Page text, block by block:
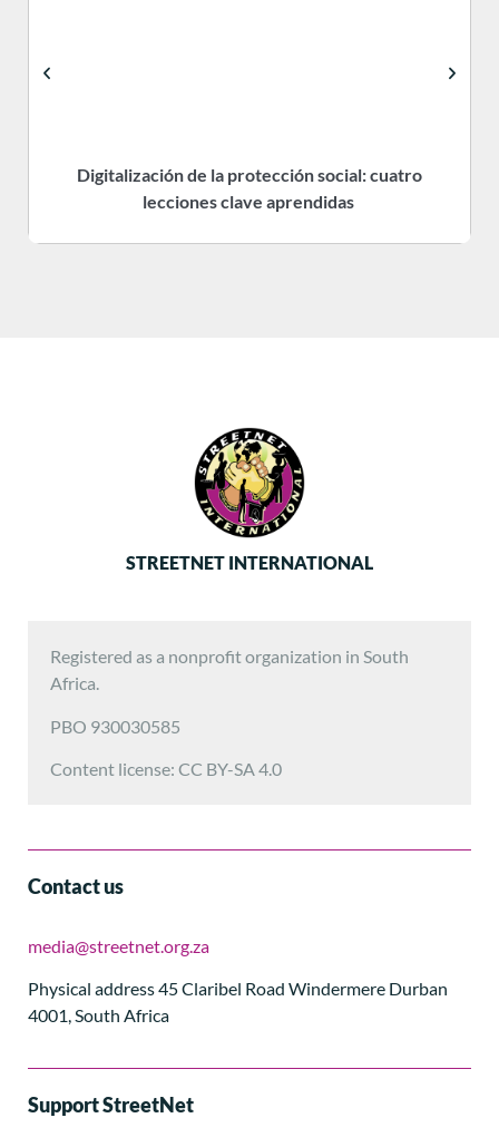
Digitalización de la protección social: cuatro
lecciones clave aprendidas
STREETNET INTERNATIONAL
Registered as a nonprofit organization in South
Africa.
PBO 930030585
Content license: CC BY-SA 4.0
Contact us
media@streetnet.org.za
Physical address 45 Claribel Road Windermere Durban
4001, South Africa
Support StreetNet